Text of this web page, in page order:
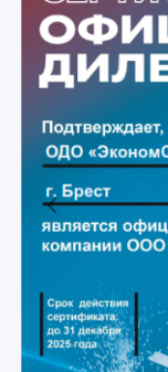
Previous